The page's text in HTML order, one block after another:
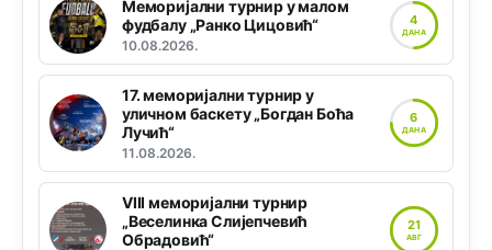
Меморијални турнир у малом
фудбалу „Ранко Цицовић“
10.08.2026.
4
ДАНА
17. меморијални турнир у
уличном баскету „Богдан Боћа
Лучић“
11.08.2026.
6
ДАНА
VIII меморијални турнир
„Веселинка Слијепчевић
Обрадовић“
21
АВГ